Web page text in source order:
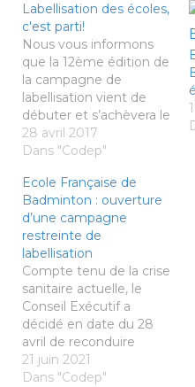
Labellisation des écoles,
c'est parti!
Nous vous informons
que la 12ème édition de
la campagne de
labellisation vient de
débuter et s’achèvera le
30 juin prochain. Seuls
les clubs s’intéressant à
joueurs peuvent
prétendre à ce label.
Pendant cette période
les clubs affiliés à la
FFBaD sont invités à
faire leur…
28 avril 2017
Dans "Codep"
Ecole Française de
Badminton : ouverture
d’une campagne
restreinte de
labellisation
Compte tenu de la crise
sanitaire actuelle, le
Conseil Exécutif a
décidé en date du 28
avril de reconduire
automatiquement les
labels EFB obtenus lors
21 juin 2021
Dans "Codep"